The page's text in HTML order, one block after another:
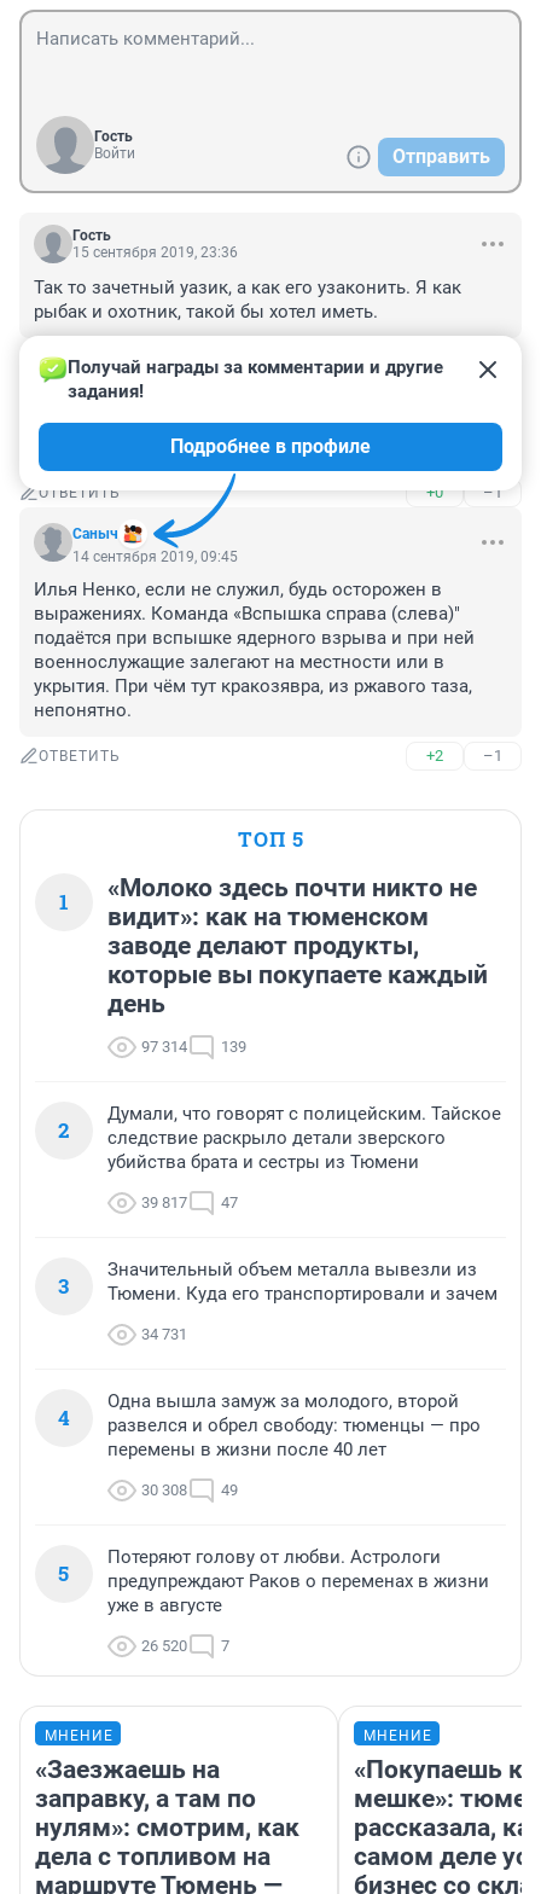
Гость
Войти
Отправить
Гость
15 сентября 2019, 23:36
Так то зачетный уазик, а как его узаконить. Я как
рыбак и охотник, такой бы хотел иметь.
ОТВЕТИТЬ –0
Гость
Из говна и палок
ОТВЕТИТЬ +0 –1
Сaныч
Получай награды за комментарии и другие
задания!
Подробнее в профиле
14 сентября 2019, 09:45
Илья Ненко, если не служил, будь осторожен в
выражениях. Команда «Вспышка справа (слева)"
подаётся при вспышке ядерного взрыва и при ней
военнослужащие залегают на местности или в
укрытия. При чём тут кракозявра, из ржавого таза,
непонятно.
ОТВЕТИТЬ +2 –1
ТОП 5
1
«Молоко здесь почти никто не
видит»: как на тюменском
заводе делают продукты,
которые вы покупаете каждый
день
97 314 139
2
Думали, что говорят с полицейским. Тайское
следствие раскрыло детали зверского
убийства брата и сестры из Тюмени
39 817 47
3
Значительный объем металла вывезли из
Тюмени. Куда его транспортировали и зачем
34 731
4
Одна вышла замуж за молодого, второй
развелся и обрел свободу: тюменцы — про
перемены в жизни после 40 лет
30 308 49
5
Потеряют голову от любви. Астрологи
предупреждают Раков о переменах в жизни
уже в августе
26 520 7
МНЕНИЕ
«Заезжаешь на
заправку, а там по
нулям»: смотрим, как
дела с топливом на
маршруте Тюмень —
МНЕНИЕ
«Покупаешь
мешке»:
рассказала,
самом деле
бизнес со